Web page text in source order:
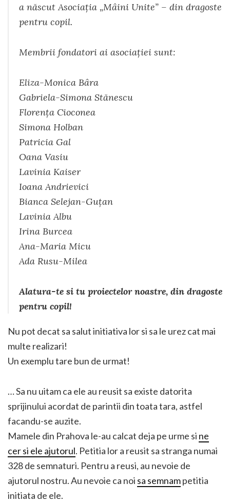
a născut Asociația „Mâini Unite” – din dragoste
pentru copil.
Membrii fondatori ai asociației sunt:
Eliza-Monica Bâra
Gabriela-Simona Stănescu
Florența Cioconea
Simona Holban
Patricia Gal
Oana Vasiu
Lavinia Kaiser
Ioana Andrievici
Bianca Selejan-Guțan
Lavinia Albu
Irina Burcea
Ana-Maria Micu
Ada Rusu-Milea
Alatura-te si tu proiectelor noastre, din dragoste
pentru copil!
Nu pot decat sa salut initiativa lor si sa le urez cat mai
multe realizari!
Un exemplu tare bun de urmat!
… Sa nu uitam ca ele au reusit sa existe datorita
sprijinului acordat de parintii din toata tara, astfel
facandu-se auzite.
Mamele din Prahova le-au calcat deja pe urme si ne
cer si ele ajutorul. Petitia lor a reusit sa stranga numai
328 de semnaturi. Pentru a reusi, au nevoie de
ajutorul nostru. Au nevoie ca noi sa semnampetitia
initiata de ele.